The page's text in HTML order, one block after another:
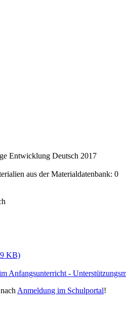
Entwicklung Deutsch 2017
aus der Materialdatenbank: 0
KB)
Anfangsunterricht -
Anmeldung im Schulportal!